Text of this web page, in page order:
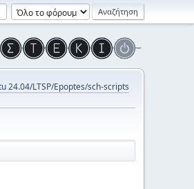
24.04/LTSP/Epoptes/sch-scripts